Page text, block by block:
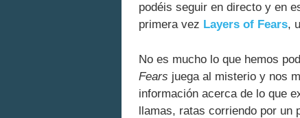
podéis seguir en directo y en
primera vez Layers of Fears,
No es mucho lo que hemos
Fears juega al misterio y nos
información acerca de lo que
llamas, ratas corriendo por un